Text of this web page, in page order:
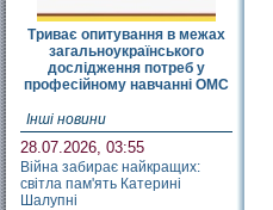
Триває опитування в межах
загальноукраїнського
дослідження потреб у
професійному навчанні ОМС
Інші новини
28.07.2026, 03:55
Війна забирає найкращих:
світла пам'ять Катерині
Шалупні